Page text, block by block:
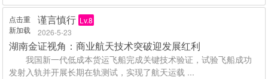
点击重
新加载
谨言慎行 Lv.8
2026-5-23
湖南金证视角：商业航天技术突破迎发展红利
我国新一代低成本货运飞船完成关键技术验证，试验飞船成功
发射入轨并开展长期在轨测试，实现了航天运载 ...